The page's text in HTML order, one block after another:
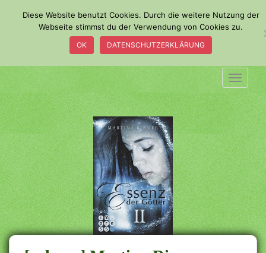
m
a
i
n
c
o
n
t
e
n
t
Diese Website benutzt Cookies. Durch die weitere Nutzung der
Webseite stimmst du der Verwendung von Cookies zu.
OK DATENSCHUTZERKLÄRUNG